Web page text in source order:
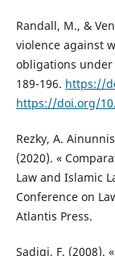
Randall, M., &
violence against
obligations under
189-196. https://
https://doi.org/
Rezky, A.
(2020). «
Law and Islamic
Conference on
Atlantis Press.
Sadiqi, F. (2008).